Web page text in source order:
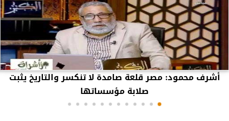
أشرف محمود: مصر قلعة صامدة لا تنكسر والتاريخ يثبت
صلابة مؤسساتها